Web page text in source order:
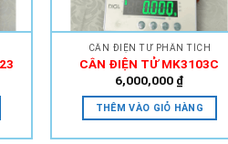
CÂN ĐIỆN TỬ PHÂN TÍCH
CÂN ĐIỆN TỬ MK3103C
6,000,000 ₫
THÊM VÀO GIỎ HÀNG